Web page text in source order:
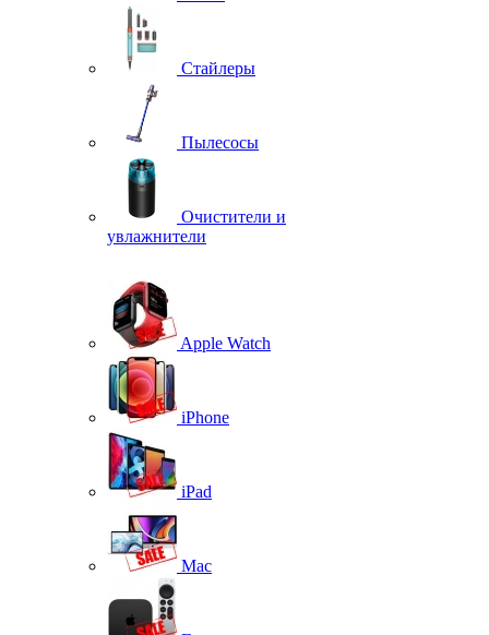
Стайлеры
Пылесосы
Очистители и
увлажнители
Apple Watch
iPhone
iPad
Mac